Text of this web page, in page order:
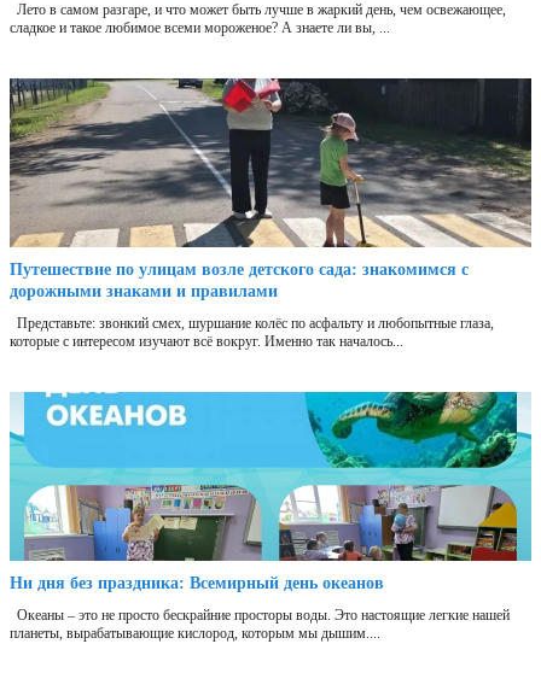
Лето в самом разгаре, и что может быть лучше в жаркий день, чем освежающее,
сладкое и такое любимое всеми мороженое? А знаете ли вы, ...
Путешествие по улицам возле детского сада: знакомимся с
дорожными знаками и правилами
Представьте: звонкий смех, шуршание колёс по асфальту и любопытные глаза,
которые с интересом изучают всё вокруг. Именно так началось...
Ни дня без праздника: Всемирный день океанов
Океаны – это не просто бескрайние просторы воды. Это настоящие легкие нашей
планеты, вырабатывающие кислород, которым мы дышим....